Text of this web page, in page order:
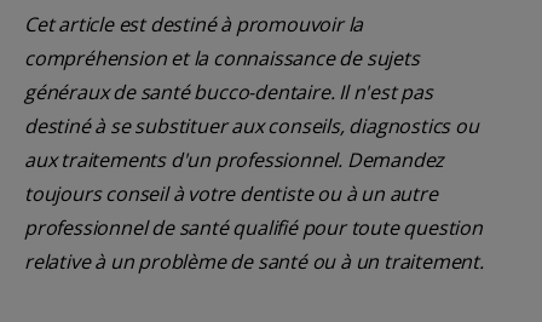
Cet article est destiné à promouvoir la
compréhension et la connaissance de sujets
généraux de santé bucco-dentaire. Il n'est pas
destiné à se substituer aux conseils, diagnostics ou
aux traitements d'un professionnel. Demandez
toujours conseil à votre dentiste ou à un autre
professionnel de santé qualifié pour toute question
relative à un problème de santé ou à un traitement.